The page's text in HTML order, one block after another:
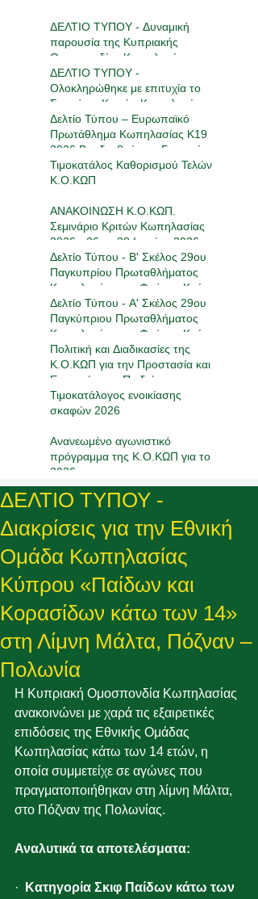
ΔΕΛΤΙΟ ΤΥΠΟΥ - Δυναμική
παρουσία της Κυπριακής
Ομοσπονδίας Κωπηλασίας στην
18η Πανελλήνια Συνάντηση
Ανάπτυξης
ΔΕΛΤΙΟ ΤΥΠΟΥ -
Ολοκληρώθηκε με επιτυχία το
Σεμινάριο Κριτών Κωπηλασίας
2026
Δελτίο Τύπου – Ευρωπαϊκό
Πρωτάθλημα Κωπηλασίας Κ19
2026 Βραδεμβούργο, Γερμανία |
23-24 Μαΐου 2026
Τιμοκατάλος Καθορισμού Τελών
Κ.Ο.ΚΩΠ
ΑΝΑΚΟΙΝΩΣΗ Κ.Ο.ΚΩΠ.
Σεμινάριο Κριτών Κωπηλασίας
2026 - 26 με 28 Ιουνίου 2026
Δελτίο Τύπου - Β' Σκέλος 29ου
Παγκυπρίου Πρωταθλήματος
Κωπηλασίας στο Φράγμα Κούρη
16-17/05/2026
Δελτίο Τύπου - Α' Σκέλος 29ου
Παγκύπριου Πρωταθλήματος
Κωπηλασίας στο Φράγμα Κούρη
17-19/4/2026
Πολιτική και Διαδικασίες της
Κ.Ο.ΚΩΠ για την Προστασία και
Ευημερία των Παιδιών στον
Αθλητισμό
Τιμοκατάλογος ενοικίασης
σκαφών 2026
Ανανεωμένο αγωνιστικό
πρόγραμμα της Κ.Ο.ΚΩΠ για το
2026
ΔΕΛΤΙΟ ΤΥΠΟΥ -
Διακρίσεις για την Εθνική
Ομάδα Κωπηλασίας
Κύπρου «Παίδων και
Κορασίδων κάτω των 14»
στη Λίμνη Μάλτα, Πόζναν –
Πολωνία
Η Κυπριακή Ομοσπονδία Κωπηλασίας
ανακοινώνει με χαρά τις εξαιρετικές
επιδόσεις της Εθνικής Ομάδας
Κωπηλασίας κάτω των 14 ετών, η
οποία συμμετείχε σε αγώνες που
πραγματοποιήθηκαν στη λίμνη Μάλτα,
στο Πόζναν της Πολωνίας.
Αναλυτικά τα αποτελέσματα:
· Κατηγορία Σκιφ Παίδων κάτω των